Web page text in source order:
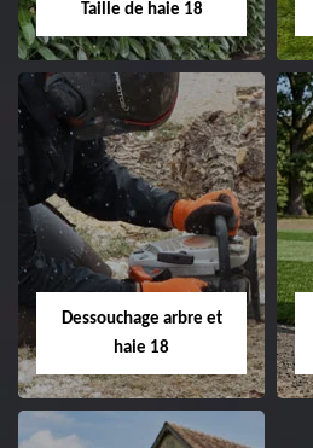
Taille de haie 18
Taille de haie 18
Entreprise taille de haie
18 Cher tel:
02.52.56.49.40
Dessouchage arbre et
haie 18